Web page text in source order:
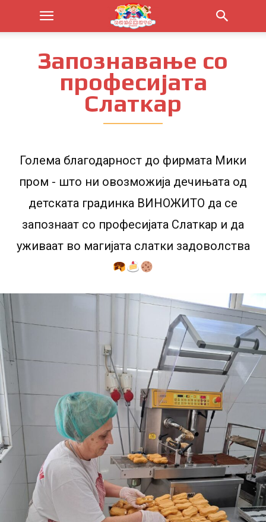
Запознавање со
професијата
Слаткар
Голема благодарност до фирмата Мики
пром - што ни овозможија дечињата од
детската градинка ВИНОЖИТО да се
запознаат со професијата Слаткар и да
уживаат во магијата слатки задоволства